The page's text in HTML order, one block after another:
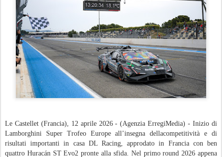
Le Castellet (Francia), 12 aprile 2026 - (Agenzia ErregiMedia) - Inizio di
Lamborghini Super Trofeo Europe all’insegna dellacompetitività e di
risultati importanti in casa DL Racing, approdato in Francia con ben
quattro Huracán ST Evo2 pronte alla sfida. Nel primo round 2026 appena